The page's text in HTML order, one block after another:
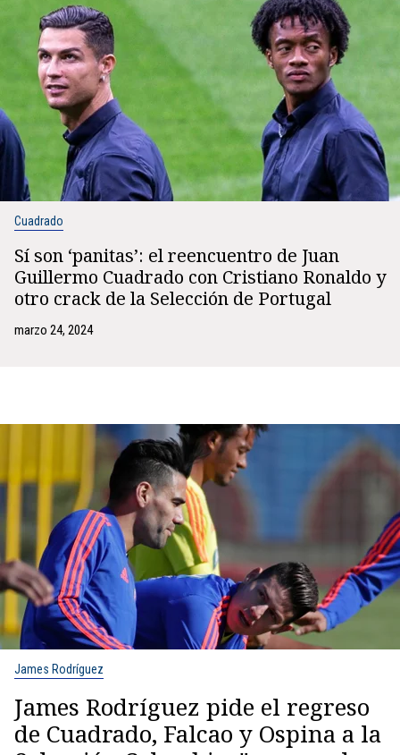
Cuadrado
Sí son ‘panitas’: el reencuentro de Juan
Guillermo Cuadrado con Cristiano Ronaldo y
otro crack de la Selección de Portugal
marzo 24, 2024
James Rodríguez
James Rodríguez pide el regreso
de Cuadrado, Falcao y Ospina a la